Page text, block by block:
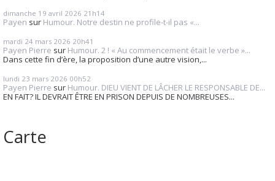
dimanche 19 avril 2026 21h14
Payen sur Humour. Notre destin ne profile-t-il pas «...
mardi 24 mars 2026 20h41
Payen Pierre sur Humour. 2 ! « Au commencement était le verbe »...
Dans cette fin d’ère, la proposition d’une autre vision,...
lundi 23 mars 2026 00h52
Payen Pierre sur Humour. DIEU VIENT DE LÂCHER LE RESPONSABLE DE...
EN FAIT? IL DEVRAIT ÊTRE EN PRISON DEPUIS DE NOMBREUSES...
Carte